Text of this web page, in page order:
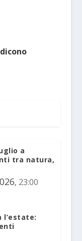
a
tra natura,
, 23:00